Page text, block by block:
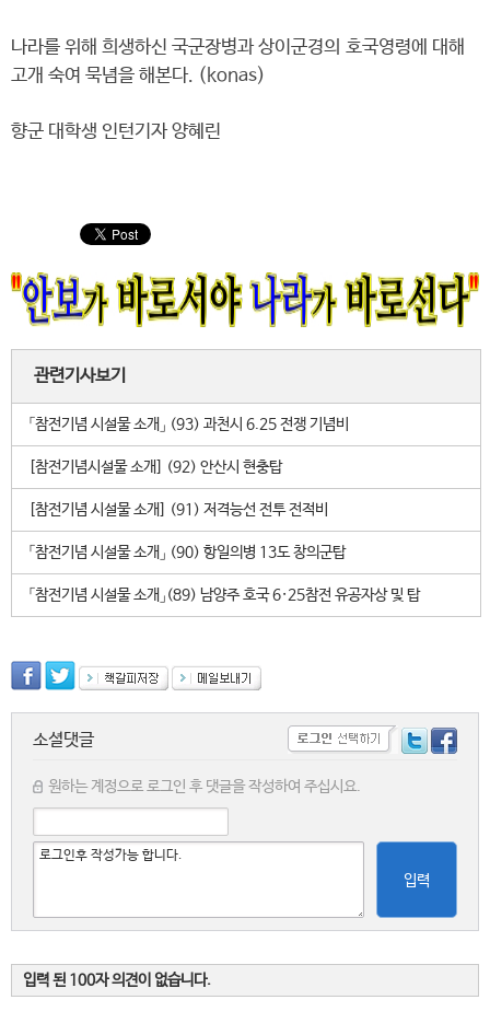
나라를 위해 희생하신 국군장병과 상이군경의 호국영령에 대해
고개 숙여 묵념을 해본다. (konas)
향군 대학생 인턴기자 양혜린
관련기사보기
「참전기념 시설물 소개」 (93) 과천시 6.25 전쟁 기념비
[참전기념시설물 소개] (92) 안산시 현충탑
[참전기념 시설물 소개] (91) 저격능선 전투 전적비
「참전기념 시설물 소개」 (90) 항일의병 13도 창의군탑
「참전기념 시설물 소개」(89) 남양주 호국 6·25참전 유공자상 및 탑
소셜댓글
원하는 계정으로 로그인 후 댓글을 작성하여 주십시요.
입력
입력 된 100자 의견이 없습니다.